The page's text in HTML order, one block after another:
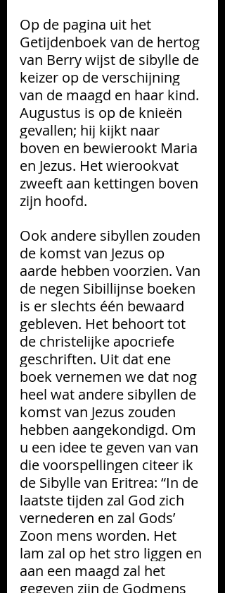
Op de pagina uit het
Getijdenboek van de hertog
van Berry wijst de sibylle de
keizer op de verschijning
van de maagd en haar kind.
Augustus is op de knieën
gevallen; hij kijkt naar
boven en bewierookt Maria
en Jezus. Het wierookvat
zweeft aan kettingen boven
zijn hoofd.
Ook andere sibyllen zouden
de komst van Jezus op
aarde hebben voorzien. Van
de negen Sibillijnse boeken
is er slechts één bewaard
gebleven. Het behoort tot
de christelijke apocriefe
geschriften. Uit dat ene
boek vernemen we dat nog
heel wat andere sibyllen de
komst van Jezus zouden
hebben aangekondigd. Om
u een idee te geven van van
die voorspellingen citeer ik
de Sibylle van Eritrea: “In de
laatste tijden zal God zich
vernederen en zal Gods’
Zoon mens worden. Het
lam zal op het stro liggen en
aan een maagd zal het
gegeven zijn de Godmens